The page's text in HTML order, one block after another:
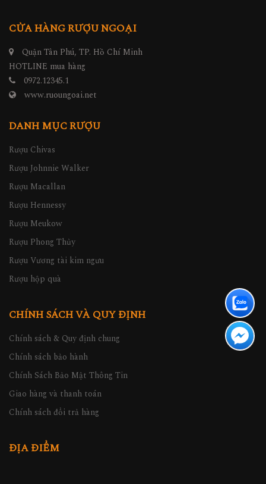
CỬA HÀNG RƯỢU NGOẠI
Quận Tân Phú, TP. Hồ Chí Minh
HOTLINE mua hàng
0972.12345.1
www.ruoungoai.net
DANH MỤC RƯỢU
Rượu Chivas
Rượu Johnnie Walker
Rượu Macallan
Rượu Hennessy
Rượu Meukow
Rượu Phong Thủy
Rượu Vương tài kim ngưu
Rượu hộp quà
CHÍNH SÁCH VÀ QUY ĐỊNH
Chính sách & Quy định chung
Chính sách bảo hành
Chính Sách Bảo Mật Thông Tin
Giao hàng và thanh toán
Chính sách đổi trả hàng
ĐỊA ĐIỂM